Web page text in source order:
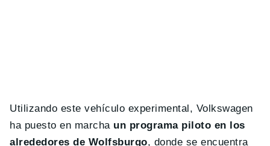
Utilizando este vehículo experimental, Volkswagen
ha puesto en marcha un programa piloto en los
alrededores de Wolfsburgo, donde se encuentra